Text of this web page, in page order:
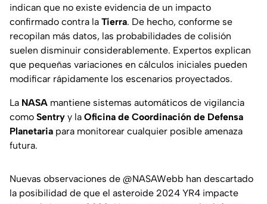
indican que no existe evidencia de un impacto
confirmado contra la Tierra. De hecho, conforme se
recopilan más datos, las probabilidades de colisión
suelen disminuir considerablemente. Expertos explican
que pequeñas variaciones en cálculos iniciales pueden
modificar rápidamente los escenarios proyectados.
La NASA mantiene sistemas automáticos de vigilancia
como Sentry y la Oficina de Coordinación de Defensa
Planetaria para monitorear cualquier posible amenaza
futura.
Nuevas observaciones de @NASAWebb han descartado
la posibilidad de que el asteroide 2024 YR4 impacte